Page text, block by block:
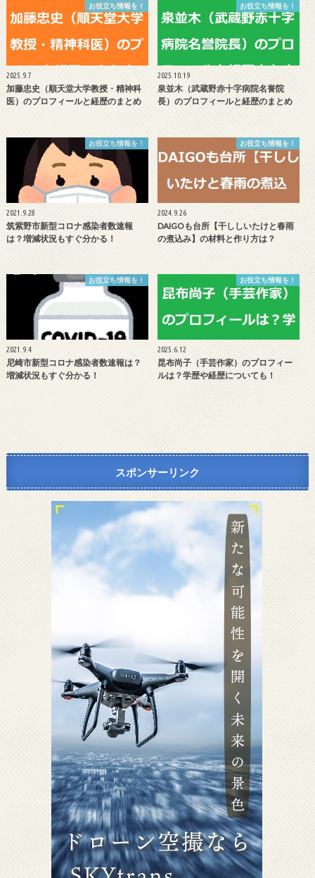
お役立ち情報を！
2025.9.7
加藤忠史（順天堂大学教授・精神科
医）のプロフィールと経歴のまとめ
お役立ち情報を！
2025.10.19
泉並木（武蔵野赤十字病院名誉院
長）のプロフィールと経歴のまとめ
お役立ち情報を！
2021.9.28
筑紫野市新型コロナ感染者数速報
は？増減状況もすぐ分かる！
お役立ち情報を！
2024.9.26
DAIGOも台所【干ししいたけと春雨
の煮込み】の材料と作り方は？
お役立ち情報を！
2021.9.4
尼崎市新型コロナ感染者数速報は？
増減状況もすぐ分かる！
お役立ち情報を！
2025.6.12
昆布尚子（手芸作家）のプロフィー
ルは？学歴や経歴についても！
スポンサーリンク